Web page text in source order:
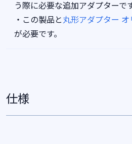
う際に必要な追加アダプターです
・この製品と丸形アダプター
が必要です。
仕様